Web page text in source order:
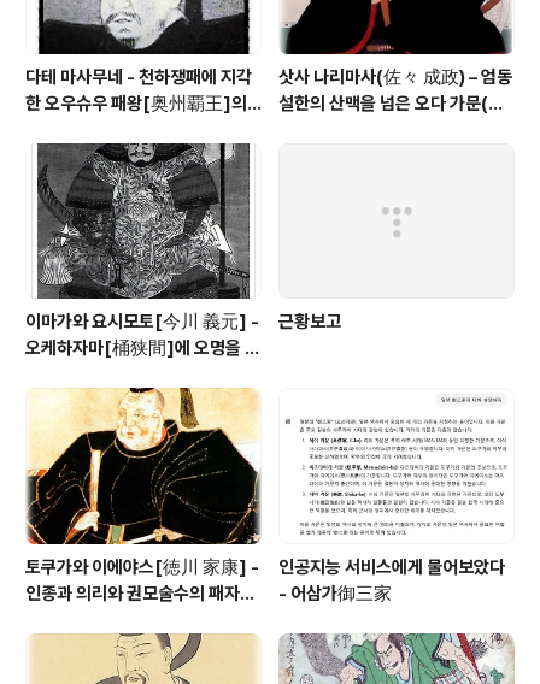
다테 마사무네 - 천하쟁패에 지각
한 오우슈우 패왕[奥州覇王]의 1
삿사 나리마사(佐々 成政) – 엄동
설한의 산맥을 넘은 오다 가문(織
이마가와 요시모토[今川 義元] -
오케하자마[桶狭間]에 오명을 남
근황보고
토쿠가와 이에야스[徳川 家康] -
인종과 의리와 권모술수의 패자
인공지능 서비스에게 물어보았다
- 어삼가御三家